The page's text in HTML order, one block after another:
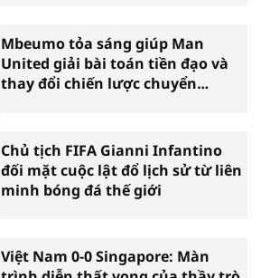
Mbeumo tỏa sáng giúp Man
United giải bài toán tiền đạo và
thay đổi chiến lược chuyển
Chủ tịch FIFA Gianni Infantino
đối mặt cuộc lật đổ lịch sử từ liên
minh bóng đá thế giới
Việt Nam 0-0 Singapore: Màn